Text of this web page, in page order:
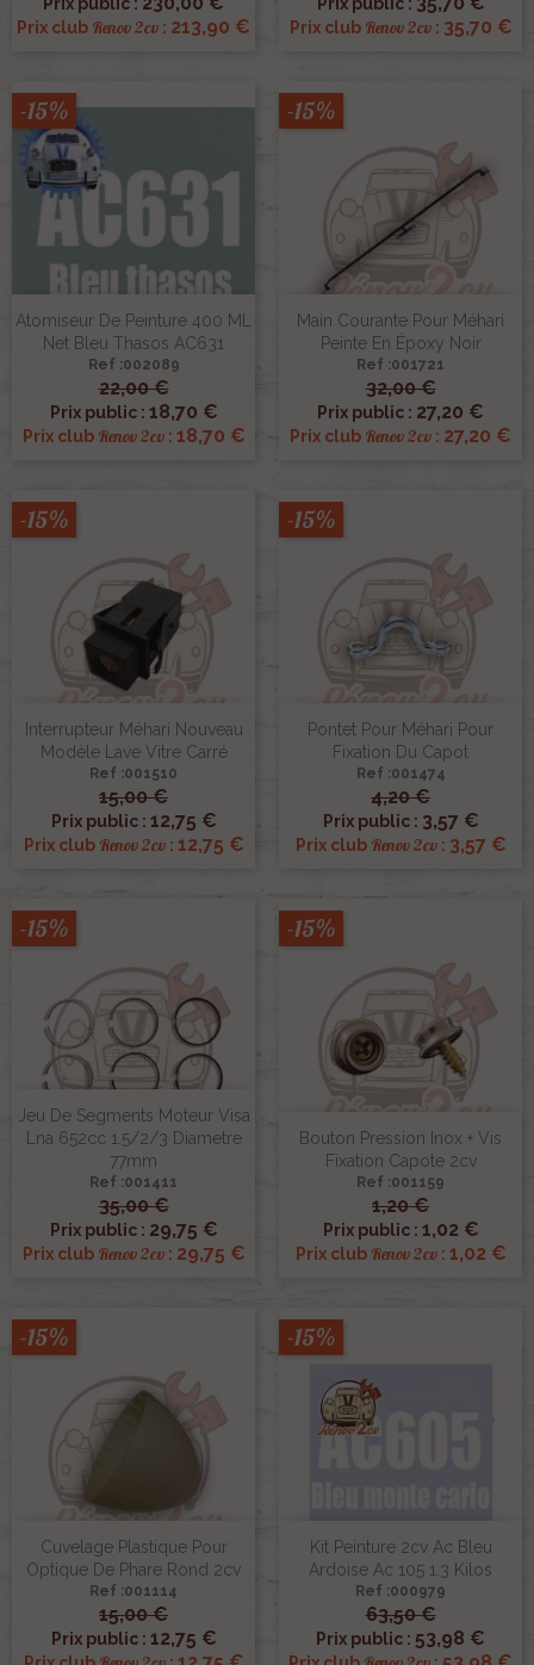
Prix club Renov 2cv : 213,90 € Prix club Renov 2cv: 35,70 €
Atomiseur De Peinture 400 ML
Net Bleu Thasos AC631
Ref :002089
22,00 €
Prix public : 18,70 €
Prix club Renov 2cv: 18,70 €
-15%
Main Courante Pour Méhari
Peinte En Époxy Noir
Ref :001721
32,00 €
Prix public : 27,20 €
Prix club Renov 2cv : 27,20 €
-15%
Interrupteur Méhari Nouveau
Modèle Lave Vitre Carré
Ref :001510
15,00 €
Prix public : 12,75 €
Prix club Renov 2cv: 12,75 €
-15%
Pontet Pour Méhari Pour
Fixation Du Capot
Ref :001474
4,20 €
Prix public : 3,57 €
Prix club Renov 2cv: 3,57 €
-15%
Jeu De Segments Moteur Visa
Lna 652cc 1.5/2/3 Diametre
77mm
Ref :001411
35,00 €
Prix public : 29,75 €
Prix club Renov 2cv: 29,75 €
-15%
Bouton Pression Inox + Vis
Fixation Capote 2cv
Ref :001159
1,20 €
Prix public : 1,02 €
Prix club Renov 2cv: 1,02 €
-15%
Cuvelage Plastique Pour
Optique De Phare Rond 2cv
Ref :001114
15,00 €
Prix public : 12,75 €
-15%
Kit Peinture 2cv Ac Bleu
Ardoise Ac 105 1.3 Kilos
Ref :000979
63,50 €
Prix public : 53,98 €
-15%